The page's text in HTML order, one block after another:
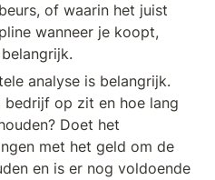
of waarin het juist
wanneer je koopt,
analyse is belangrijk.
op zit en hoe lang
Doet het
met het geld om de
en is er nog voldoende